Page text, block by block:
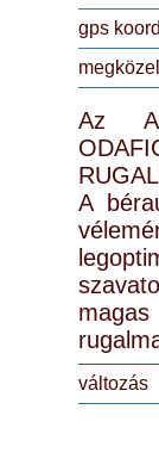
gps
Az
A
változás